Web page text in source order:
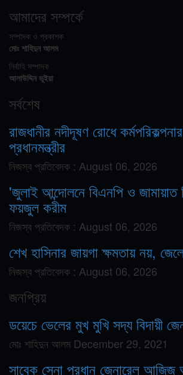
আমাদের সম্পর্কে
সম্পাদক ও প্রকাশক
মোঃ শাহিদুন আলম
নির্বাহি সম্পাদক
আলাউদ্দিন ভুইয়া
সর্বশেষ
রাজধানীর নদীদূষণ রোধে কর্মপরিকল্পনার
প্রধানমন্ত্রীর
নিজস্ব প্রতিবেদক : August 06, 2026
'জুলাই আন্দোলনে বিএনপি ও
ফয়জুল করীম
নিজস্ব প্রতিবেদক : August 06, 2026
শেখ হাসিনার জায়গা ক্ষমতায় নয়,
নিজস্ব প্রতিবেদক : August 06, 2026
জনপ্রিয়
ডয়েচে ভেলের মুখ মুখি সদ্য বিদায়ী
মোঃ শাহিদুন আলম December 29, 2021
সাবেক সেনা প্রধান জেনারেল